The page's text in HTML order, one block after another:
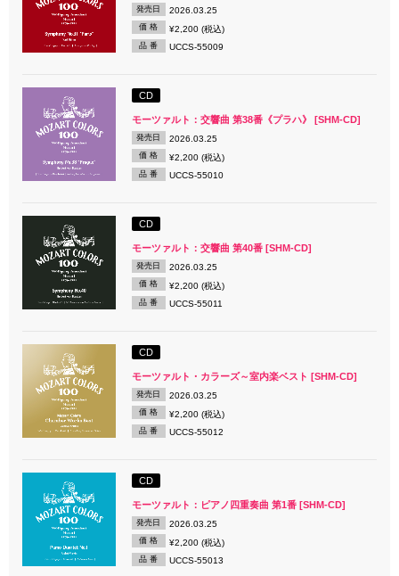
発売日 2026.03.25
価 格 ¥2,200 (税込)
品 番 UCCS-55009
CD
モーツァルト：交響曲 第38番《プラハ》 [SHM-CD]
発売日 2026.03.25
価 格 ¥2,200 (税込)
品 番 UCCS-55010
CD
モーツァルト：交響曲 第40番 [SHM-CD]
発売日 2026.03.25
価 格 ¥2,200 (税込)
品 番 UCCS-55011
CD
モーツァルト・カラーズ～室内楽ベスト [SHM-CD]
発売日 2026.03.25
価 格 ¥2,200 (税込)
品 番 UCCS-55012
CD
モーツァルト：ピアノ四重奏曲 第1番 [SHM-CD]
発売日 2026.03.25
価 格 ¥2,200 (税込)
品 番 UCCS-55013